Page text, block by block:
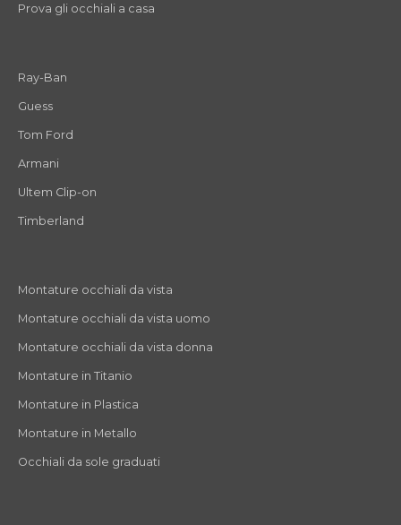
Prova gli occhiali a casa
Ray-Ban
Guess
Tom Ford
Armani
Ultem Clip-on
Timberland
Montature occhiali da vista
Montature occhiali da vista uomo
Montature occhiali da vista donna
Montature in Titanio
Montature in Plastica
Montature in Metallo
Occhiali da sole graduati